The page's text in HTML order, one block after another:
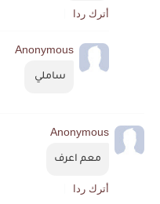
أترك ردا
Anonymous
ساملي
Anonymous
معم اعرف
أترك ردا